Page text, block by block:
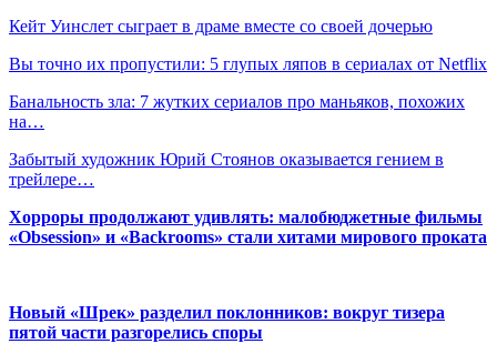
Кейт Уинслет сыграет в драме вместе со своей дочерью
Вы точно их пропустили: 5 глупых ляпов в сериалах от Netflix
Банальность зла: 7 жутких сериалов про маньяков, похожих
на…
Забытый художник Юрий Стоянов оказывается гением в
трейлере…
Хорроры продолжают удивлять: малобюджетные фильмы
«Obsession» и «Backrooms» стали хитами мирового проката
Новый «Шрек» разделил поклонников: вокруг тизера
пятой части разгорелись споры